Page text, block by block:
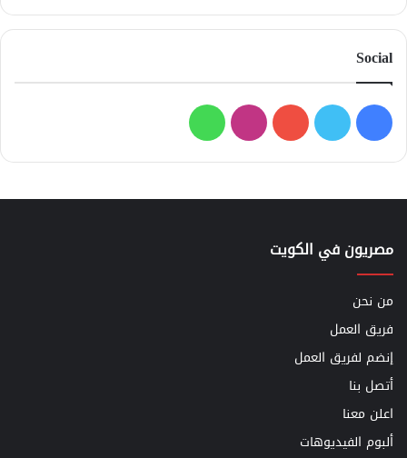
Social
فيسبوك
تويتر يوتيوبانستقرامواتساب
مصريون في الكويت
من نحن
فريق العمل
إنضم لفريق العمل
أتصل بنا
اعلن معنا
ألبوم الفيديوهات